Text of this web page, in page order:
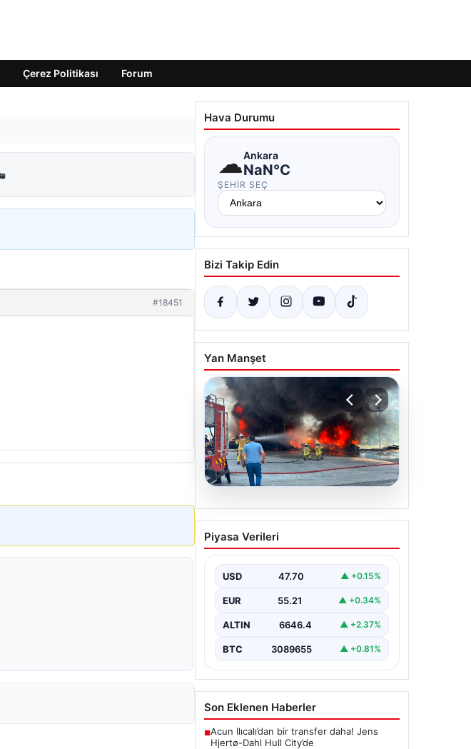
Çerez Politikası Forum
#18451
Hava Durumu
☁Ankara
NaN°C
ŞEHIR SEÇ
Bizi Takip Edin
Yan Manşet
Dumanlar ilçeyi kapladı:
Bursa’da tamirhanede
Piyasa Verileri
USD 47.70 ▲ +0.15%
EUR 55.21 ▲ +0.34%
ALTIN 6646.4 ▲ +2.37%
BTC 3089655 ▲ +0.81%
Son Eklenen Haberler
■Acun Ilıcalı’dan bir transfer daha! Jens
Hjertø-Dahl Hull City’de